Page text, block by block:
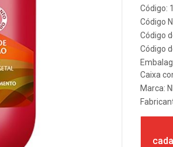
Código:
Código
Código
Código
Caixa
Marca: